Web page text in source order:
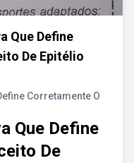
Que Define
De Epitélio
Corretamente O
Que Define
De